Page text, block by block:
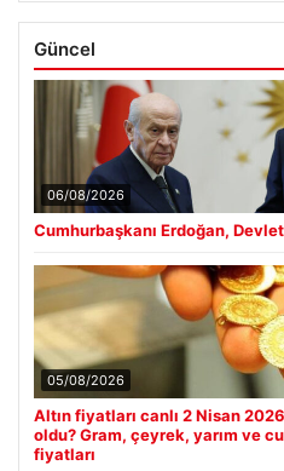
Güncel
06/08/2026
Cumhurbaşkanı Erdoğan,
05/08/2026
Altın fiyatları canlı 2 Nisan
oldu? Gram, çeyrek, yarım ve
fiyatları